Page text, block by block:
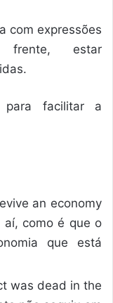
com expressões
estar
para facilitar a
an economy
como é que o
que está
was dead in the